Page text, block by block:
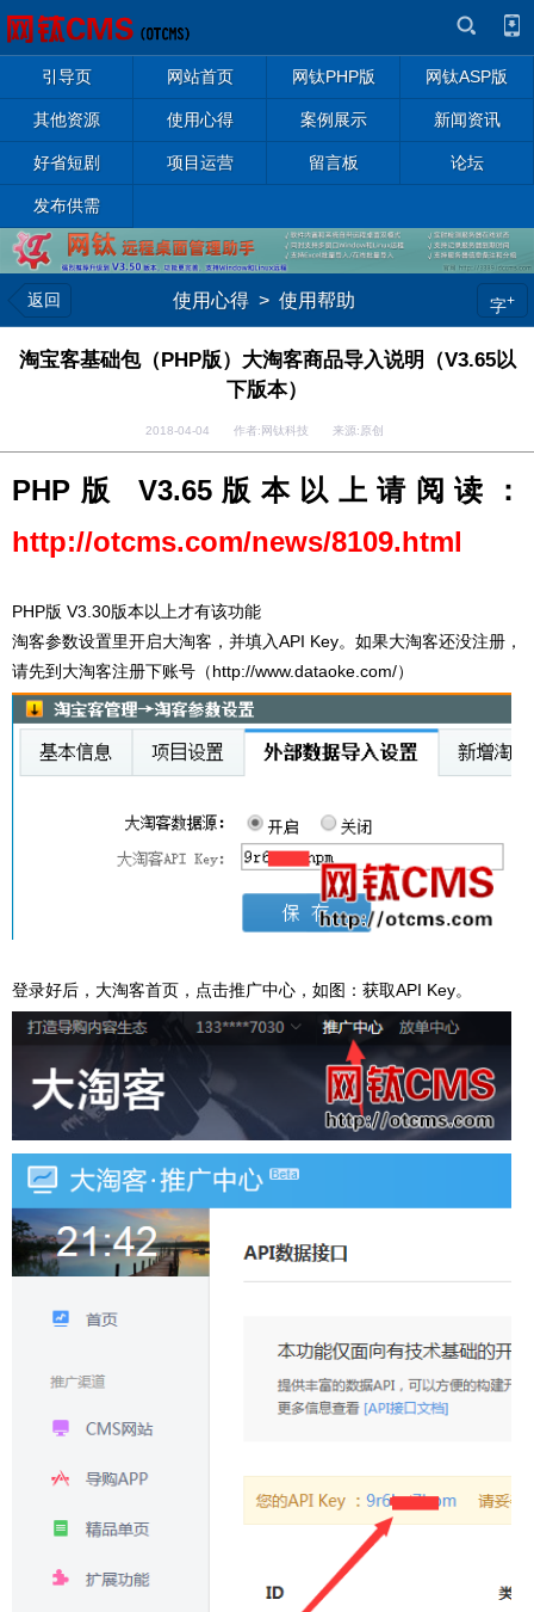
引导页 网站首页 网钛PHP版 网钛ASP版
其他资源 使用心得 案例展示 新闻资讯
好省短剧 项目运营 留言板 论坛
发布供需
返回 使用心得 > 使用帮助 字+
淘宝客基础包（PHP版）大淘客商品导入说明（V3.65以
下版本）
2018-04-04 作者:网钛科技 来源:原创
PHP版 V3.65版本以上请阅读：
http://otcms.com/news/8109.html
PHP版 V3.30版本以上才有该功能
淘客参数设置里开启大淘客，并填入API Key。如果大淘客还没注册，
请先到大淘客注册下账号（http://www.dataoke.com/）
登录好后，大淘客首页，点击推广中心，如图：获取API Key。